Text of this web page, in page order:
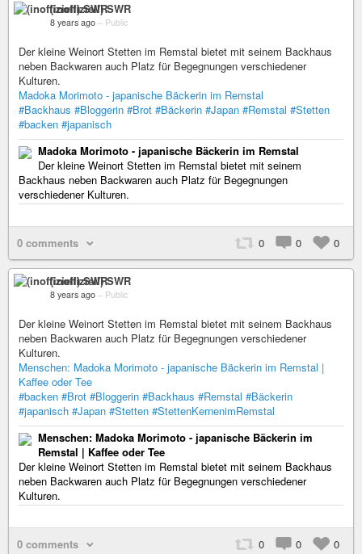
(inoffiziell) SWR
8 years ago – Public
Der kleine Weinort Stetten im Remstal bietet mit seinem Backhaus
neben Backwaren auch Platz für Begegnungen verschiedener
Kulturen.
Madoka Morimoto - japanische Bäckerin im Remstal
#Backhaus #Bloggerin #Brot #Bäckerin #Japan #Remstal #Stetten
#backen #japanisch
Madoka Morimoto - japanische Bäckerin im Remstal
Der kleine Weinort Stetten im Remstal bietet mit seinem
Backhaus neben Backwaren auch Platz für Begegnungen
verschiedener Kulturen.
0 comments 0 0 0
(inoffiziell) SWR
8 years ago – Public
Der kleine Weinort Stetten im Remstal bietet mit seinem Backhaus
neben Backwaren auch Platz für Begegnungen verschiedener
Kulturen.
Menschen: Madoka Morimoto - japanische Bäckerin im Remstal |
Kaffee oder Tee
#backen #Brot #Bloggerin #Backhaus #Remstal #Bäckerin
#japanisch #Japan #Stetten #StettenKernenimRemstal
Menschen: Madoka Morimoto - japanische Bäckerin im
Remstal | Kaffee oder Tee
Der kleine Weinort Stetten im Remstal bietet mit seinem Backhaus
neben Backwaren auch Platz für Begegnungen verschiedener
Kulturen.
0 comments 0 0 0